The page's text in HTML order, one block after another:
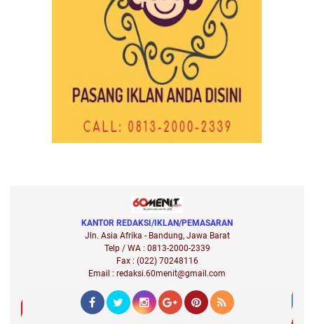
KANTOR REDAKSI/IKLAN/PEMASARAN
Jln. Asia Afrika - Bandung, Jawa Barat
Telp / WA : 0813-2000-2339
Fax : (022) 70248116
Email : redaksi.60menit@gmail.com